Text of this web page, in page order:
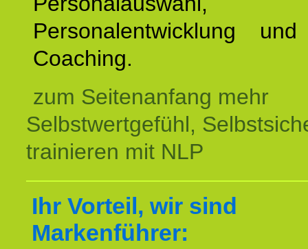
Personalentwicklung
Coaching.
zum Seitenanfang mehr
Selbstwertgefühl,
trainieren mit NLP
Ihr Vorteil, wir sind
Markenführer: